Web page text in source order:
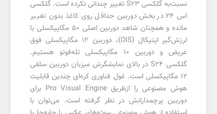
نسبت‌به گلکسی S23 تغییر چندانی نکرده است. گلکسی
اس 24 در بخش دوربین حداقل روی کاغذ بدون تغییر
مانده و همچنان شاهد دوربین اصلی ۵۰ مگاپیکسلی با
لرزش‌گیر اپتیکال (OIS)، دوربین‌ 12 مگاپیکسلی فوق
عریض و دوربین 10 مگاپیکسلی تله‌فوتو هستیم.
گلکسی S24 در بالای نمایشگرش میزبان دوربین سلفی
12 مگاپیکسلی است. غول فناوری کره‌ای چندین قابلیت
هوش مصنوعی را ازطریق Pro Visual Engine برای
دوربین‌ پرچمدارانش در نظر گرفته است. می‌توان با